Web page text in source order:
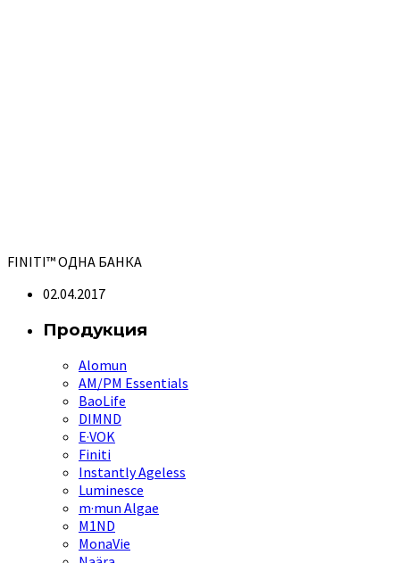
FINITI™ ОДНА БАНКА
02.04.2017
Продукция
Alomun
AM/PM Essentials
BaoLife
DIMND
E·VOK
Finiti
Instantly Ageless
Luminesce
m·mun Algae
M1ND
MonaVie